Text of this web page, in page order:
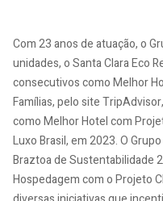
Com 23 anos de atuação, o
unidades, o Santa Clara Eco
consecutivos como Melhor
Famílias, pelo site
como Melhor Hotel com
Luxo Brasil, em 2023. O
Braztoa de Sustentabilidade
Hospedagem com o Projeto